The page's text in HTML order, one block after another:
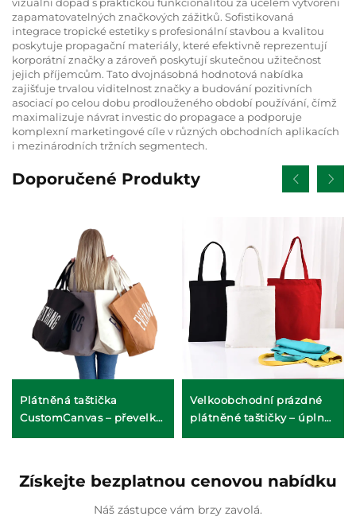
zapamatovatelných značkových zážitků. Sofistikovaná
integrace tropické estetiky s profesionální stavbou a kvalitou
poskytuje propagační materiály, které efektivně reprezentují
korporátní značky a zároveň poskytují skutečnou užitečnost
jejich příjemcům. Tato dvojnásobná hodnotová nabídka
zajišťuje trvalou viditelnost značky a budování pozitivních
asociací po celou dobu prodlouženého období používání, čímž
maximalizuje návrat investic do propagace a podporuje
komplexní marketingové cíle v různých obchodních aplikacích
i mezinárodních tržních segmentech.
Doporučené Produkty
Plátněná taštička
CustomCanvas – převelká
Velkoobchodní prázdné
plátněné taštičky – úplná
Získejte bezplatnou cenovou nabídku
Náš zástupce vám brzy zavolá.